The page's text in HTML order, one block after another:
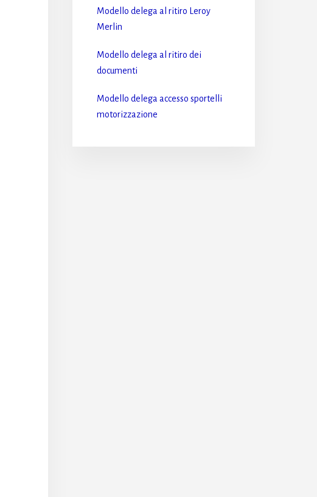
Modello delega al ritiro Leroy
Merlin​
Modello delega al ritiro dei
documenti​
Modello delega accesso sportelli
motorizzazione​